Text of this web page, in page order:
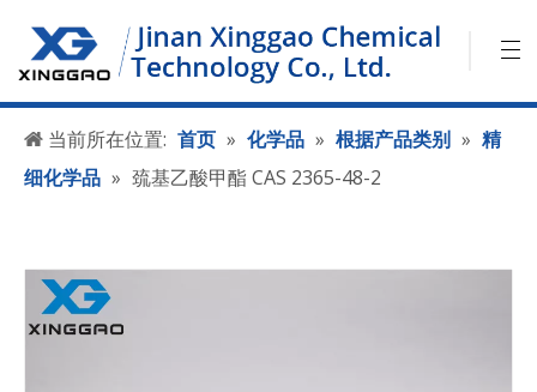
当前所在位置: 首页 » 化学品 » 根据产品类别 » 精
细化学品 » 巯基乙酸甲酯 CAS 2365-48-2